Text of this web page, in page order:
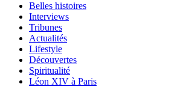
Belles histoires
Interviews
Tribunes
Actualités
Lifestyle
Découvertes
Spiritualité
Léon XIV à Paris